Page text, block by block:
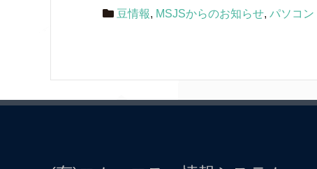
豆情報, MSJSからのお知らせ, パソコン